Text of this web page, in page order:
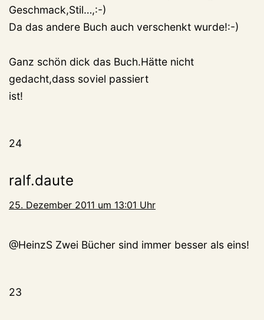
Geschmack,Stil…,:-)
Da das andere Buch auch verschenkt wurde!:-)
Ganz schön dick das Buch.Hätte nicht
gedacht,dass soviel passiert
ist!
24
ralf.daute
25. Dezember 2011 um 13:01 Uhr
@HeinzS Zwei Bücher sind immer besser als eins!
23